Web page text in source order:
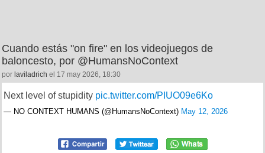
Cuando estás "on fire" en los videojuegos de
baloncesto, por @HumansNoContext
por laviladrich el 17 may 2026, 18:30
Next level of stupidity pic.twitter.com/PIUO09e6Ko
— NO CONTEXT HUMANS (@HumansNoContext) May 12, 2026